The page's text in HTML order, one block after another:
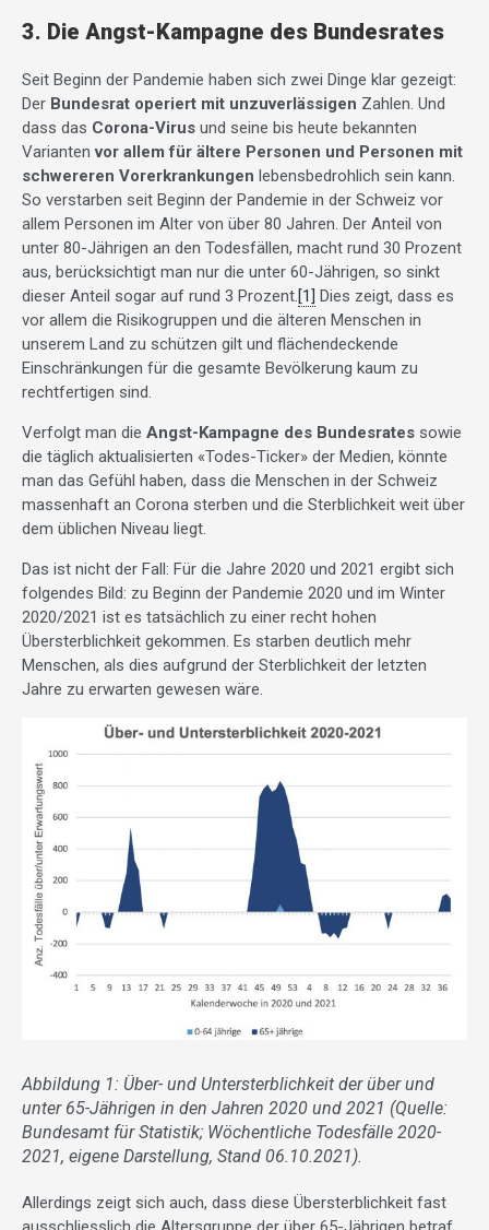
3. Die Angst-Kampagne des Bundesrates
Seit Beginn der Pandemie haben sich zwei Dinge klar gezeigt:
Der Bundesrat operiert mit unzuverlässigen Zahlen. Und
dass das Corona-Virus und seine bis heute bekannten
Variantenvor allem für ältere Personen und Personen mit
schwereren Vorerkrankungen lebensbedrohlich sein kann.
So verstarben seit Beginn der Pandemie in der Schweiz vor
allem Personen im Alter von über 80 Jahren. Der Anteil von
unter 80-Jährigen an den Todesfällen, macht rund 30 Prozent
aus, berücksichtigt man nur die unter 60-Jährigen, so sinkt
dieser Anteil sogar auf rund 3 Prozent.[1] Dies zeigt, dass es
vor allem die Risikogruppen und die älteren Menschen in
unserem Land zu schützen gilt und flächendeckende
Einschränkungen für die gesamte Bevölkerung kaum zu
rechtfertigen sind.
Verfolgt man die Angst-Kampagne des Bundesrates sowie
die täglich aktualisierten «Todes-Ticker» der Medien, könnte
man das Gefühl haben, dass die Menschen in der Schweiz
massenhaft an Corona sterben und die Sterblichkeit weit über
dem üblichen Niveau liegt.
Das ist nicht der Fall: Für die Jahre 2020 und 2021 ergibt sich
folgendes Bild: zu Beginn der Pandemie 2020 und im Winter
2020/2021 ist es tatsächlich zu einer recht hohen
Übersterblichkeit gekommen. Es starben deutlich mehr
Menschen, als dies aufgrund der Sterblichkeit der letzten
Jahre zu erwarten gewesen wäre.
Abbildung 1: Über- und Untersterblichkeit der über und
unter 65-Jährigen in den Jahren 2020 und 2021 (Quelle:
Bundesamt für Statistik; Wöchentliche Todesfälle 2020-
2021, eigene Darstellung, Stand 06.10.2021).
Allerdings zeigt sich auch, dass diese Übersterblichkeit fast